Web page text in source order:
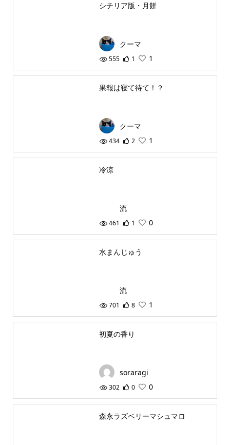
シチリア版・月餅
クーマ
555 1 1
果報は寝て待て！？
クーマ
434 2 1
冷涼
流
461 1 0
水まんじゅう
流
701 8 1
初夏の香り
soraragi
302 0 0
森永ラズベリーマシュマロ